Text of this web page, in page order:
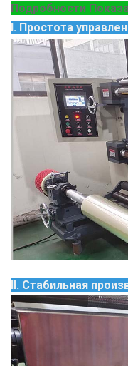
Подробности
I. Простота
II. Стабильная